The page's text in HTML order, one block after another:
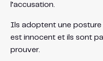
l’accusation.
Ils adoptent une posture
est innocent et ils sont
prouver.